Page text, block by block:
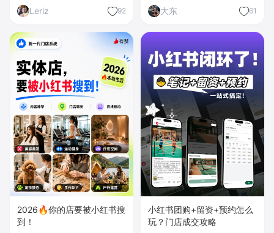
Leriz 92
大东
61
2026🔥你的店要被小红书搜
到！
小红书团购+留资+预约怎么
玩？门店成交攻略